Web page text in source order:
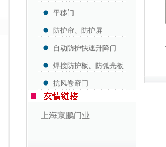
平移门
防护帘、防护屏
自动防护快速升降门
焊接防护板、防弧光板
抗风卷帘门
上海京鹏门业